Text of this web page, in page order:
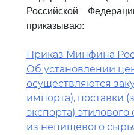
Российской
приказываю:
Приказ Минфина
Об установлении
осуществляются
импорта), поставки
экспорта)
из непищевого